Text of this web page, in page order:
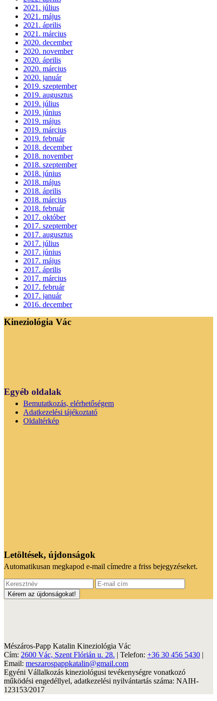
2021. július
2021. május
2021. április
2021. március
2020. december
2020. november
2020. április
2020. március
2020. január
2019. szeptember
2019. augusztus
2019. július
2019. június
2019. május
2019. március
2019. február
2018. december
2018. november
2018. szeptember
2018. június
2018. május
2018. április
2018. március
2018. február
2017. október
2017. szeptember
2017. augusztus
2017. július
2017. június
2017. május
2017. április
2017. március
2017. február
2017. január
2016. december
Kineziológia Vác
Egyéb oldalak
Bemutatkozás, elérhetőségem
Adatkezelési tájékoztató
Oldaltérkép
Letöltések, újdonságok
Automatikusan megkapod e-mail címedre a friss bejegyzéseket.
Mészáros-Papp Katalin Kineziológia Vác
Cím: 2600 Vác, Szent Flórián u. 28. | Telefon: +36 30 456 5430 |
Email: meszarospappkatalin@gmail.com
Egyéni Vállalkozás kineziológusi tevékenységre vonatkozó
működési engedéllyel, adatkezelési nyilvántartás száma: NAIH-
123153/2017